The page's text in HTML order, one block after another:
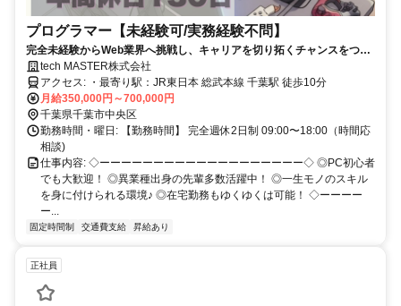
プログラマー【未経験可/実務経験不問】
完全未経験からWeb業界へ挑戦し、キャリアを切り拓くチャンスをつか
みませんか。
tech MASTER株式会社
アクセス: ・最寄り駅：JR東日本 総武本線 千葉駅 徒歩10分
月給350,000円～700,000円
千葉県千葉市中央区
勤務時間・曜日: 【勤務時間】 完全週休2日制 09:00〜18:00（時間応
相談)
仕事内容: ◇ーーーーーーーーーーーーーーーーーーー◇ ◎PC初心者
でも大歓迎！ ◎異業種出身の先輩多数活躍中！ ◎一生モノのスキル
を身に付けられる環境♪ ◎在宅勤務もゆくゆくは可能！ ◇ーーーー
ー...
固定時間制 交通費支給 昇給あり
正社員